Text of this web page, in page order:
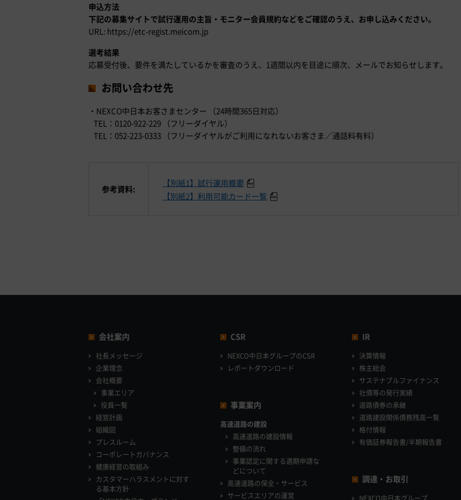
申込方法
下記の募集サイトで試行運用の主旨・モニター会員規約などをご確認のうえ、お申し込みください。
URL: https://etc-regist.meicom.jp
選考結果
応募受付後、要件を満たしているかを審査のうえ、1週間以内を目途に順次、メールでお知らせします。
お問い合わせ先
・NEXCO中日本お客さまセンター （24時間365日対応）
TEL：0120-922-229 （フリーダイヤル）
TEL：052-223-0333 （フリーダイヤルがご利用になれないお客さま／通話料有料）
参考資料:
【別紙1】試行運用概要
【別紙2】利用可能カード一覧
会社案内
社長メッセージ
企業理念
会社概要
事業エリア
役員一覧
経営計画
組織図
プレスルーム
コーポレートガバナンス
健康経営の取組み
カスタマーハラスメントに対す
る基本方針
CSR
NEXCO中日本グループのCSR
レポートダウンロード
事業案内
高速道路の建設
高速道路の建設情報
整備の流れ
事業認定に関する適期申請な
どについて
高速道路の保全・サービス
サービスエリアの運営
IR
決算情報
株主総会
サステナブルファイナンス
社債等の発行実績
道路債券の承継
道路建設関係債務残高一覧
格付情報
有価証券報告書/半期報告書
調達・お取引
NEXCO中日本グループ